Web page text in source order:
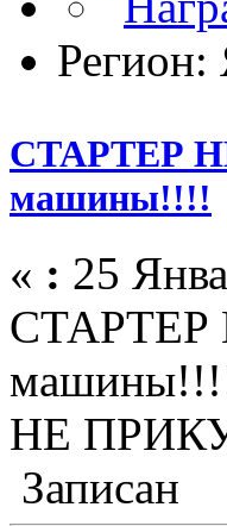
Регион:
СТАРТЕР
машины!!!!
« : 25
СТАРТЕР
НЕ
Записан